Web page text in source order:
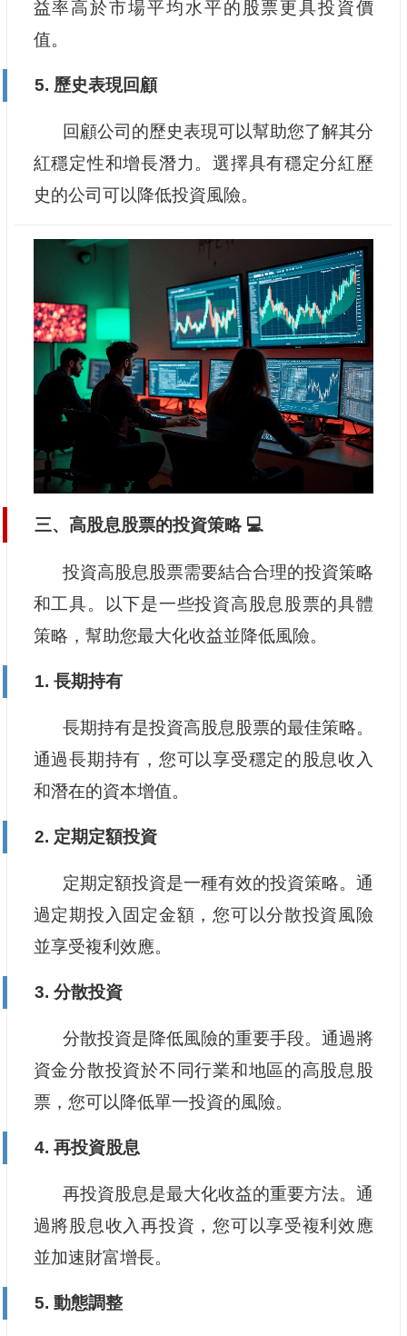
益率高於市場平均水平的股票更具投資價
值。
5. 歷史表現回顧
回顧公司的歷史表現可以幫助您了解其分
紅穩定性和增長潛力。選擇具有穩定分紅歷
史的公司可以降低投資風險。
三、高股息股票的投資策略 💻
投資高股息股票需要結合合理的投資策略
和工具。以下是一些投資高股息股票的具體
策略，幫助您最大化收益並降低風險。
1. 長期持有
長期持有是投資高股息股票的最佳策略。
通過長期持有，您可以享受穩定的股息收入
和潛在的資本增值。
2. 定期定額投資
定期定額投資是一種有效的投資策略。通
過定期投入固定金額，您可以分散投資風險
並享受複利效應。
3. 分散投資
分散投資是降低風險的重要手段。通過將
資金分散投資於不同行業和地區的高股息股
票，您可以降低單一投資的風險。
4. 再投資股息
再投資股息是最大化收益的重要方法。通
過將股息收入再投資，您可以享受複利效應
並加速財富增長。
5. 動態調整